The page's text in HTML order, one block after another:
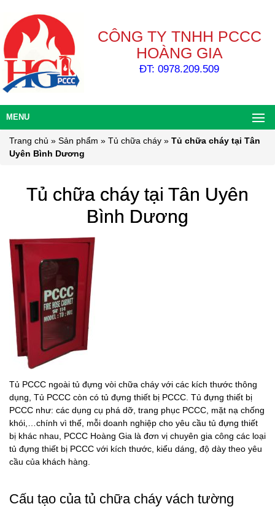
CÔNG TY TNHH PCCC
HOÀNG GIA
ĐT: 0978.209.509
MENU
Trang chủ » Sản phẩm » Tủ chữa cháy » Tủ chữa cháy tại Tân
Uyên Bình Dương
Tủ chữa cháy tại Tân Uyên
Bình Dương
Tủ PCCC ngoài tủ đựng vòi chữa cháy với các kích thước thông
dụng, Tủ PCCC còn có tủ đựng thiết bị PCCC. Tủ đựng thiết bị
PCCC như: các dụng cụ phá dỡ, trang phục PCCC, mặt nạ chống
khói,…chính vì thế, mỗi doanh nghiệp cho yêu cầu tủ đựng thiết
bị khác nhau, PCCC Hoàng Gia là đơn vị chuyên gia công các loại
tủ đựng thiết bị PCCC với kích thước, kiểu dáng, độ dày theo yêu
cầu của khách hàng.
Cấu tạo của tủ chữa cháy vách tường